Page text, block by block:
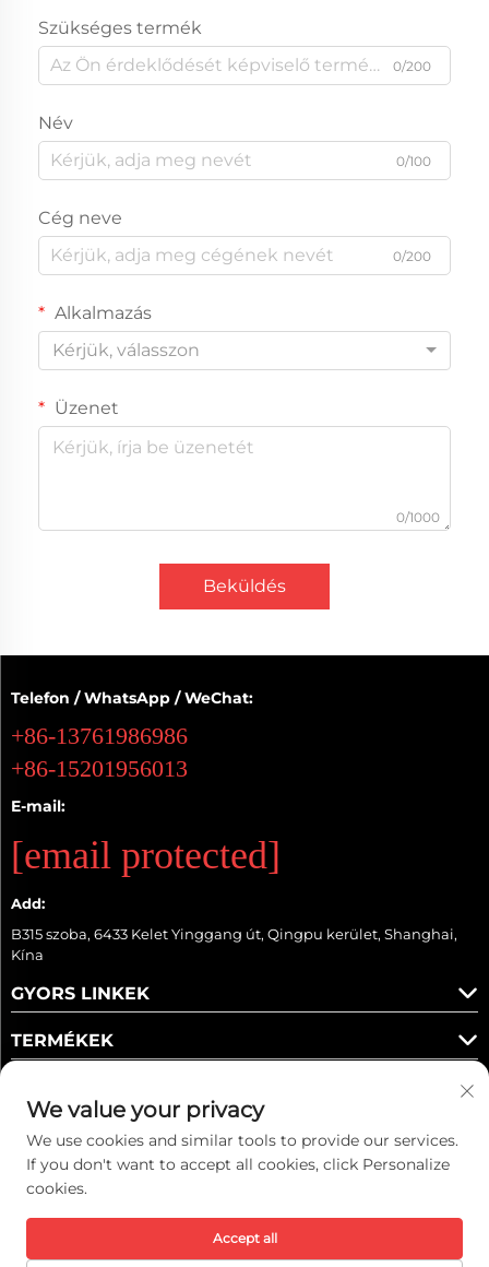
Szükséges termék
0/200
Név
0/100
Cég neve
0/200
Alkalmazás
Kérjük, válasszon
Üzenet
0/1000
Beküldés
Telefon / WhatsApp / WeChat:
+86-13761986986
+86-15201956013
E-mail:
[email protected]
Add:
B315 szoba, 6433 Kelet Yinggang út, Qingpu kerület, Shanghai,
Kína
GYORS LINKEK
TERMÉKEK
Kövess minket
Szerzői jog © 2026 Kaiwei Intelligent Technology (Shanghai) Co., Ltd.
Minden jog fenntartva. -Adatvédelmi irányelvek
We value your privacy
We use cookies and similar tools to provide our services.
If you don't want to accept all cookies, click Personalize
cookies.
Accept all